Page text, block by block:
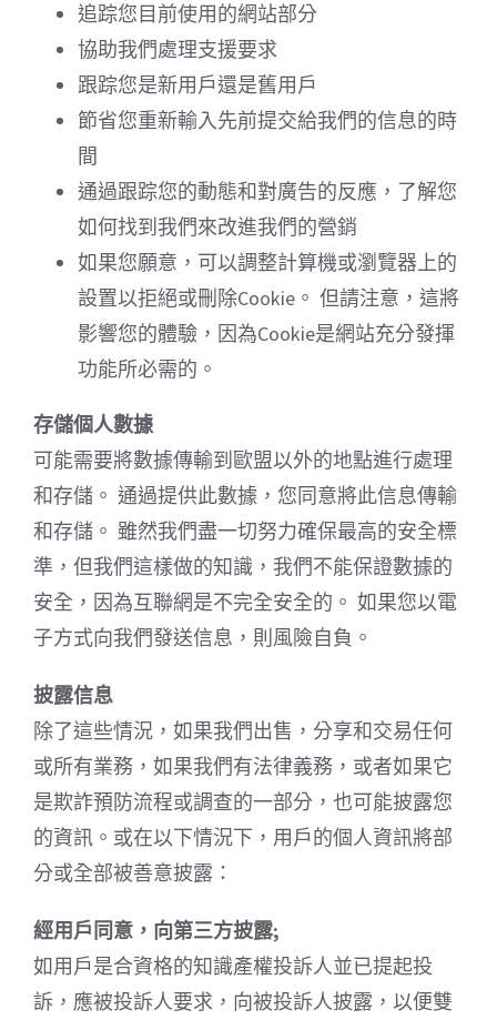
追踪您目前使用的網站部分
協助我們處理支援要求
跟踪您是新用戶還是舊用戶
節省您重新輸入先前提交給我們的信息的時
間
通過跟踪您的動態和對廣告的反應，了解您
如何找到我們來改進我們的營銷
如果您願意，可以調整計算機或瀏覽器上的
設置以拒絕或刪除Cookie。 但請注意，這將
影響您的體驗，因為Cookie是網站充分發揮
功能所必需的。
存儲個人數據
可能需要將數據傳輸到歐盟以外的地點進行處理
和存儲。 通過提供此數據，您同意將此信息傳輸
和存儲。 雖然我們盡一切努力確保最高的安全標
準，但我們這樣做的知識，我們不能保證數據的
安全，因為互聯網是不完全安全的。 如果您以電
子方式向我們發送信息，則風險自負。
披露信息
除了這些情況，如果我們出售，分享和交易任何
或所有業務，如果我們有法律義務，或者如果它
是欺詐預防流程或調查的一部分，也可能披露您
的資訊。或在以下情況下，用戶的個人資訊將部
分或全部被善意披露：
經用戶同意，向第三方披露;
如用戶是合資格的知識產權投訴人並已提起投
訴，應被投訴人要求，向被投訴人披露，以便雙